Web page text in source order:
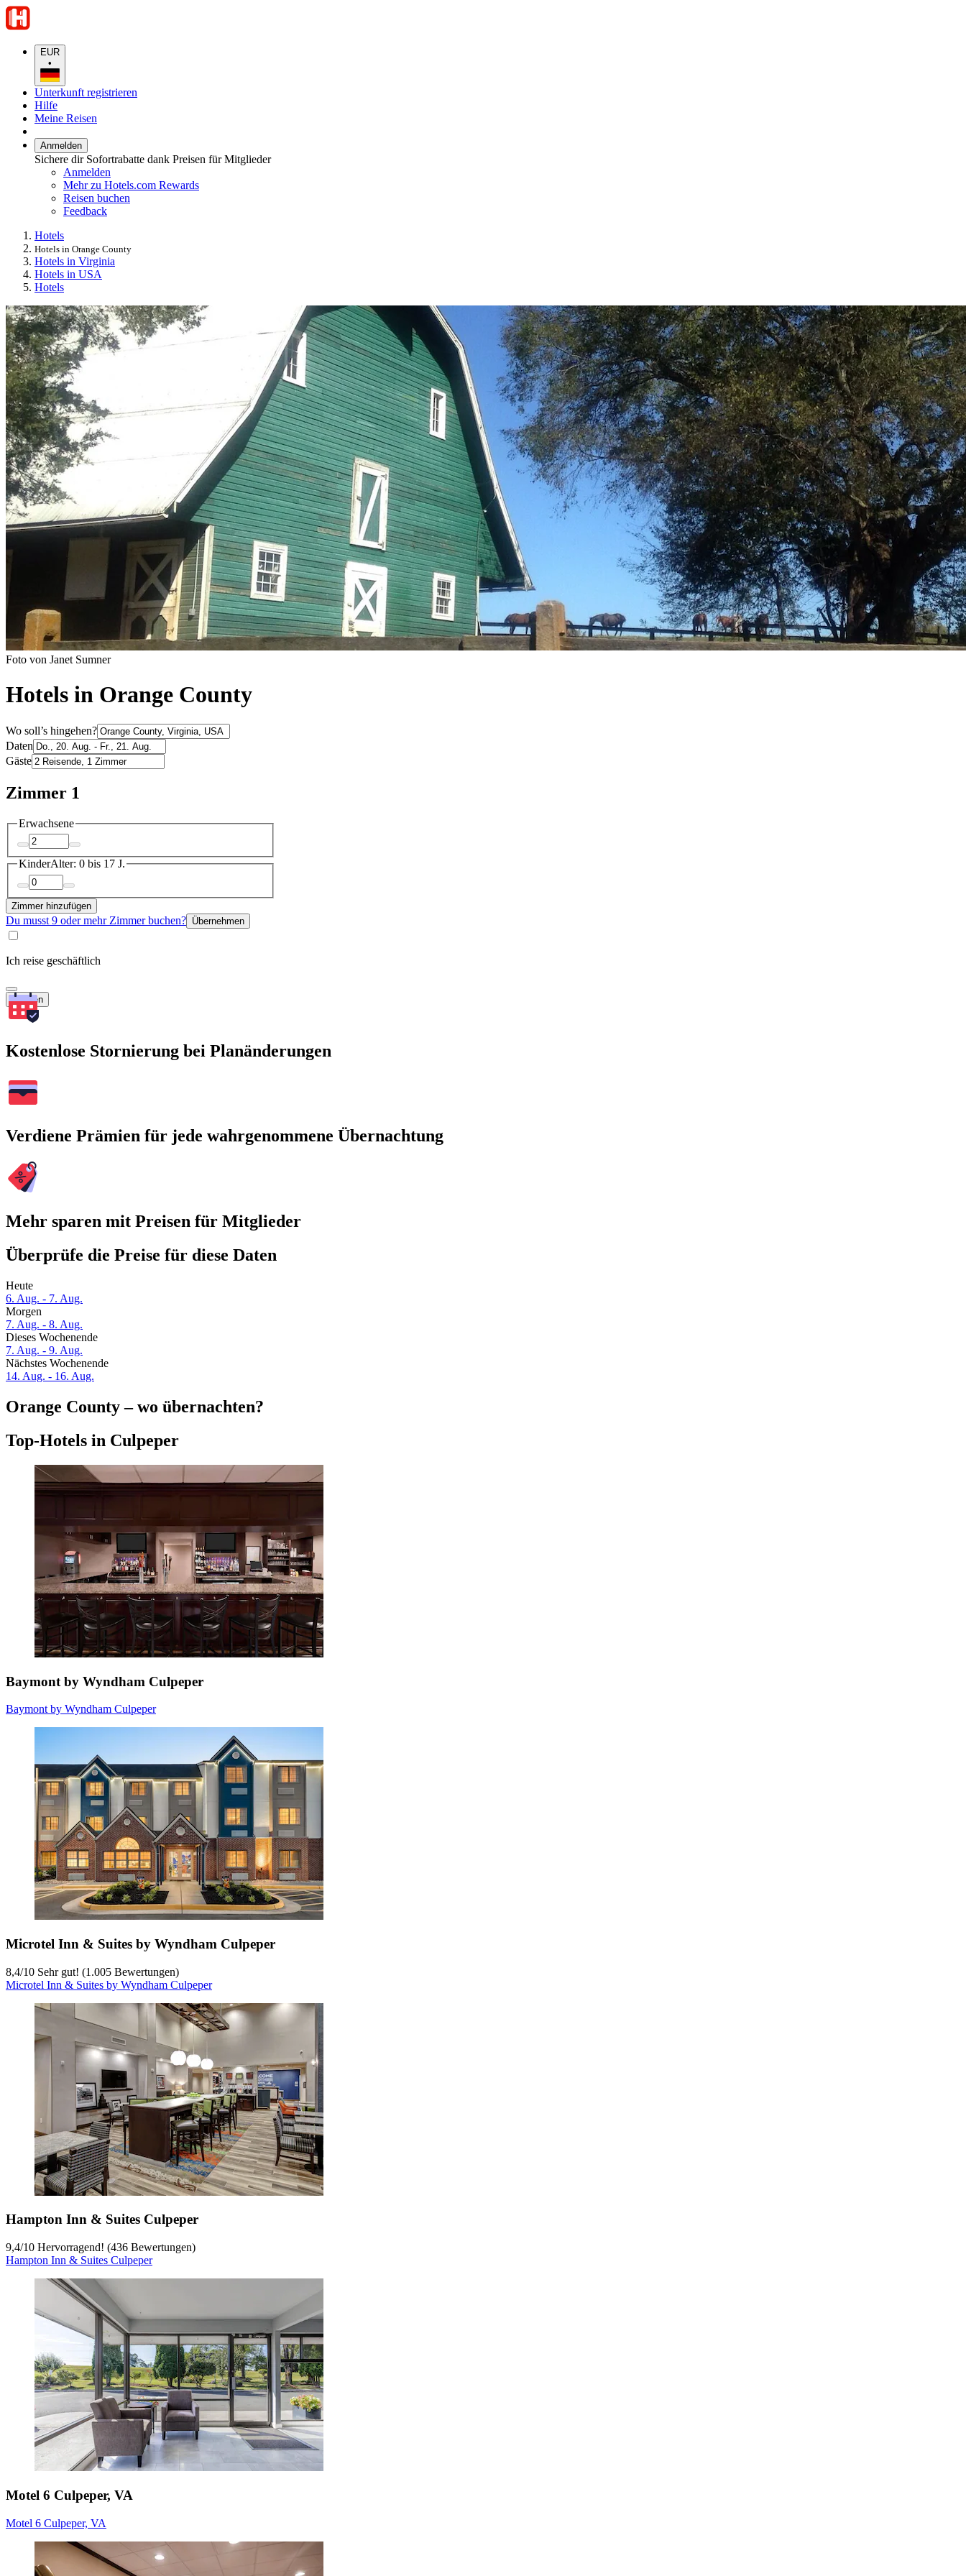
EUR
•
Unterkunft registrieren
Hilfe
Meine Reisen
Anmelden
Sichere dir Sofortrabatte dank Preisen für Mitglieder
Anmelden
Mehr zu Hotels.com Rewards
Reisen buchen
Feedback
Hotels
Hotels in Orange County
Hotels in Virginia
Hotels in USA
Hotels
Foto von Janet Sumner
Hotels in Orange County
Wo soll’s hingehen?
Daten
Gäste
Zimmer 1
Erwachsene
KinderAlter: 0 bis 17 J.
Zimmer hinzufügen
Du musst 9 oder mehr Zimmer buchen? Übernehmen
Ich reise geschäftlich
Suchen
Kostenlose Stornierung bei Planänderungen
Verdiene Prämien für jede wahrgenommene Übernachtung
Mehr sparen mit Preisen für Mitglieder
Überprüfe die Preise für diese Daten
Heute
6. Aug. - 7. Aug.
Morgen
7. Aug. - 8. Aug.
Dieses Wochenende
7. Aug. - 9. Aug.
Nächstes Wochenende
14. Aug. - 16. Aug.
Orange County – wo übernachten?
Top-Hotels in Culpeper
Baymont by Wyndham Culpeper
Baymont by Wyndham Culpeper
Microtel Inn & Suites by Wyndham Culpeper
8,4/10 Sehr gut! (1.005 Bewertungen)
Microtel Inn & Suites by Wyndham Culpeper
Hampton Inn & Suites Culpeper
9,4/10 Hervorragend! (436 Bewertungen)
Hampton Inn & Suites Culpeper
Motel 6 Culpeper, VA
Motel 6 Culpeper, VA